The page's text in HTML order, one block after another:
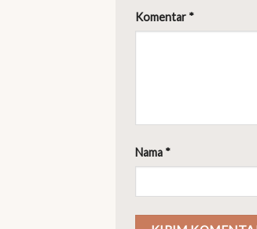
Komentar *
Nama *